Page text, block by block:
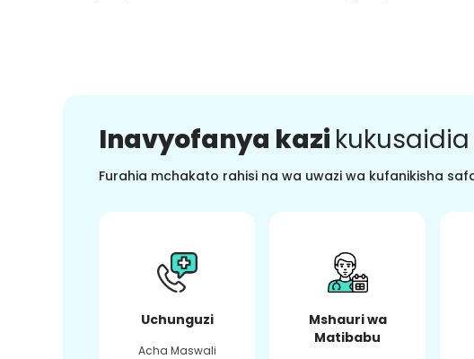
Inavyofanya kazi kukusaidia
Furahia mchakato rahisi na wa uwazi wa kufanikisha
Uchunguzi
Acha Maswali
Mshauri wa
Matibabu